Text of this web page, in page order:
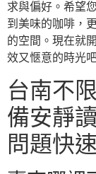
求與偏好。希望
到美味的咖啡，
的空間。現在就
效又愜意的時光吧
台南不
備安靜
問題快